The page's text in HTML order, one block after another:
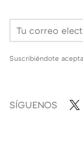
Suscribiéndote
SÍGUENOS